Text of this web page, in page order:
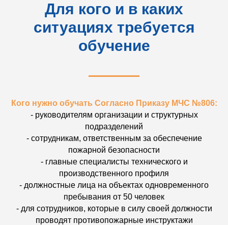
Для кого и в каких
ситуациях требуется
обучение
Кого нужно обучать Согласно Приказу МЧС №806:
- руководителям организации и структурных
подразделений
- сотрудникам, ответственным за обеспечение
пожарной безопасности
- главные специалисты технического и
производственного профиля
- должностные лица на объектах одновременного
пребывания от 50 человек
- для сотрудников, которые в силу своей должности
проводят противопожарные инструктажи